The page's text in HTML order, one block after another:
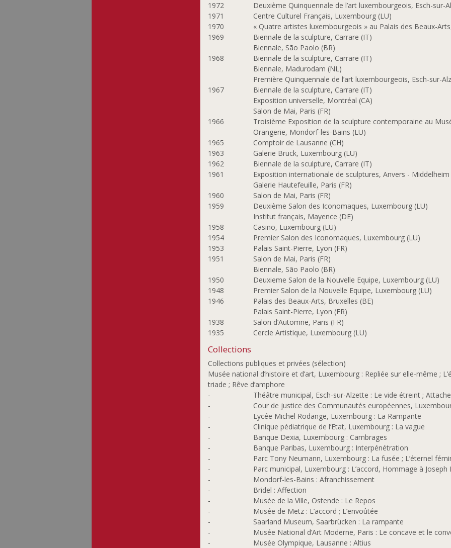
1972
Deuxième Quinquennale de l’art luxembourgeois, Esch-sur-
1971
Centre Culturel Français, Luxembourg (LU)
1970
« Quatre artistes luxembourgeois » au Palais des Beaux-
1969
Biennale de la sculpture, Carrare (IT)
Biennale, São Paolo (BR)
1968
Biennale de la sculpture, Carrare (IT)
Biennale, Madurodam (NL)
Première Quinquennale de l’art luxembourgeois, Esch-sur-
1967
Biennale de la sculpture, Carrare (IT)
Exposition universelle, Montréal (CA)
Salon de Mai, Paris (FR)
1966
Troisième Exposition de la sculpture contemporaine au
Orangerie, Mondorf-les-Bains (LU)
1965
Comptoir de Lausanne (CH)
1963
Galerie Bruck, Luxembourg (LU)
1962
Biennale de la sculpture, Carrare (IT)
1961
Exposition internationale de sculptures, Anvers - Middelheim
Galerie Hautefeuille, Paris (FR)
1960
Salon de Mai, Paris (FR)
1959
Deuxième Salon des Iconomaques, Luxembourg (LU)
Institut français, Mayence (DE)
1958
Casino, Luxembourg (LU)
1954
Premier Salon des Iconomaques, Luxembourg (LU)
1953
Palais Saint-Pierre, Lyon (FR)
1951
Salon de Mai, Paris (FR)
Biennale, São Paolo (BR)
1950
Deuxieme Salon de la Nouvelle Equipe, Luxembourg (LU)
1948
Premier Salon de la Nouvelle Equipe, Luxembourg (LU)
1946
Palais des Beaux-Arts, Bruxelles (BE)
Palais Saint-Pierre, Lyon (FR)
1938
Salon d’Automne, Paris (FR)
1935
Cercle Artistique, Luxembourg (LU)
Collections
Collections publiques et privées (sélection)
Musée national d’histoire et d’art, Luxembourg : Repliée sur elle-même ;
triade ; Rêve d’amphore
-
Théâtre municipal, Esch-sur-Alzette : Le vide étreint ;
-
Cour de justice des Communautés européennes,
-
Lycée Michel Rodange, Luxembourg : La Rampante
-
Clinique pédiatrique de l’Etat, Luxembourg : La vague
-
Banque Dexia, Luxembourg : Cambrages
-
Banque Paribas, Luxembourg : Interpénétration
-
Parc Tony Neumann, Luxembourg : La fusée ; L’éternel
-
Parc municipal, Luxembourg : L’accord, Hommage à Joseph
-
Mondorf-les-Bains : Afranchissement
-
Bridel : Affection
-
Musée de la Ville, Ostende : Le Repos
-
Musée de Metz : L’accord ; L’envoûtée
-
Saarland Museum, Saarbrücken : La rampante
-
Musée National d’Art Moderne, Paris : Le concave et le
-
Musée Olympique, Lausanne : Altius